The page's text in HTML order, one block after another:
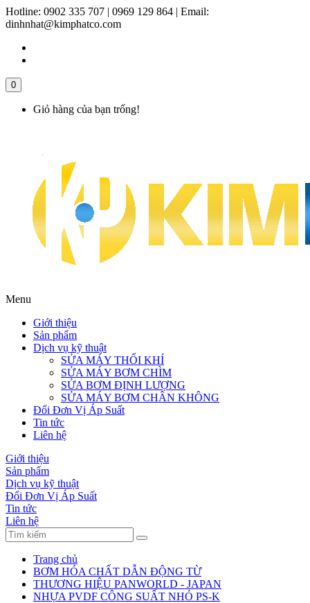
Hotline: 0902 335 707 | 0969 129 864 | Email:
dinhnhat@kimphatco.com
0
Giỏ hàng của bạn trống!
Menu
Giới thiệu
Sản phẩm
Dịch vụ kỹ thuật
SỬA MÁY THỔI KHÍ
SỬA MÁY BƠM CHÌM
SỬA BƠM ĐỊNH LƯỢNG
SỬA MÁY BƠM CHÂN KHÔNG
Đổi Đơn Vị Áp Suất
Tin tức
Liên hệ
Giới thiệu
Sản phẩm
Dịch vụ kỹ thuật
Đổi Đơn Vị Áp Suất
Tin tức
Liên hệ
Trang chủ
BƠM HÓA CHẤT DẪN ĐỘNG TỪ
THƯƠNG HIỆU PANWORLD - JAPAN
NHỰA PVDF CÔNG SUẤT NHỎ PS-K